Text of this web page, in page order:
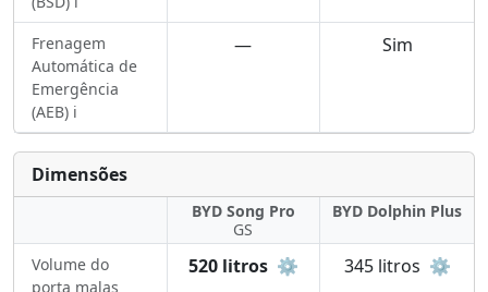
Frenagem
Automática de
Emergência
(AEB) ℹ️
— Sim
Dimensões
BYD Song Pro
GS
BYD Dolphin Plus
Volume do
porta malas
520 litros ⚙️ 345 litros ⚙️